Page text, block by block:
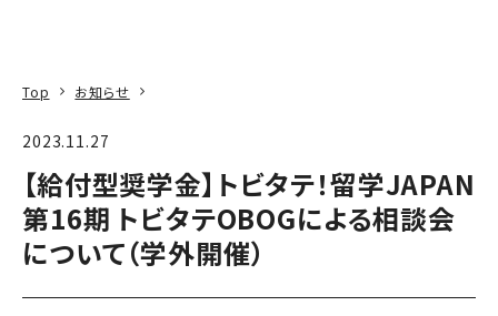
Top お知らせ
2023.11.27
【給付型奨学金】トビタテ！留学JAPAN
第16期 トビタテOBOGによる相談会
について（学外開催）